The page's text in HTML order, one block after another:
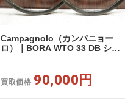
Campagnolo（カンパニョー
ロ）｜BORA WTO 33 DB シマ
買取価格 90,000円